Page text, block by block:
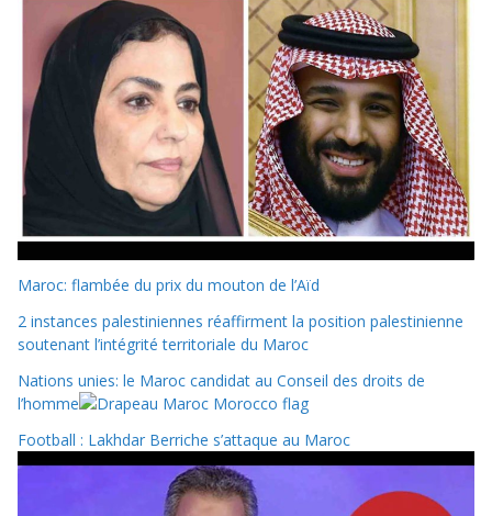
Maroc: flambée du prix du mouton de l’Aïd
2 instances palestiniennes réaffirment la position palestinienne
soutenant l’intégrité territoriale du Maroc
Nations unies: le Maroc candidat au Conseil des droits de
l’homme
Football : Lakhdar Berriche s’attaque au Maroc